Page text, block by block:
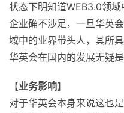
状态下明知道WEB3.0领
企业确不涉足，一旦华英
域中的业界带头人，其所
华英会在国内的发展无疑是
【业务影响】
对于华英会本身来说这也